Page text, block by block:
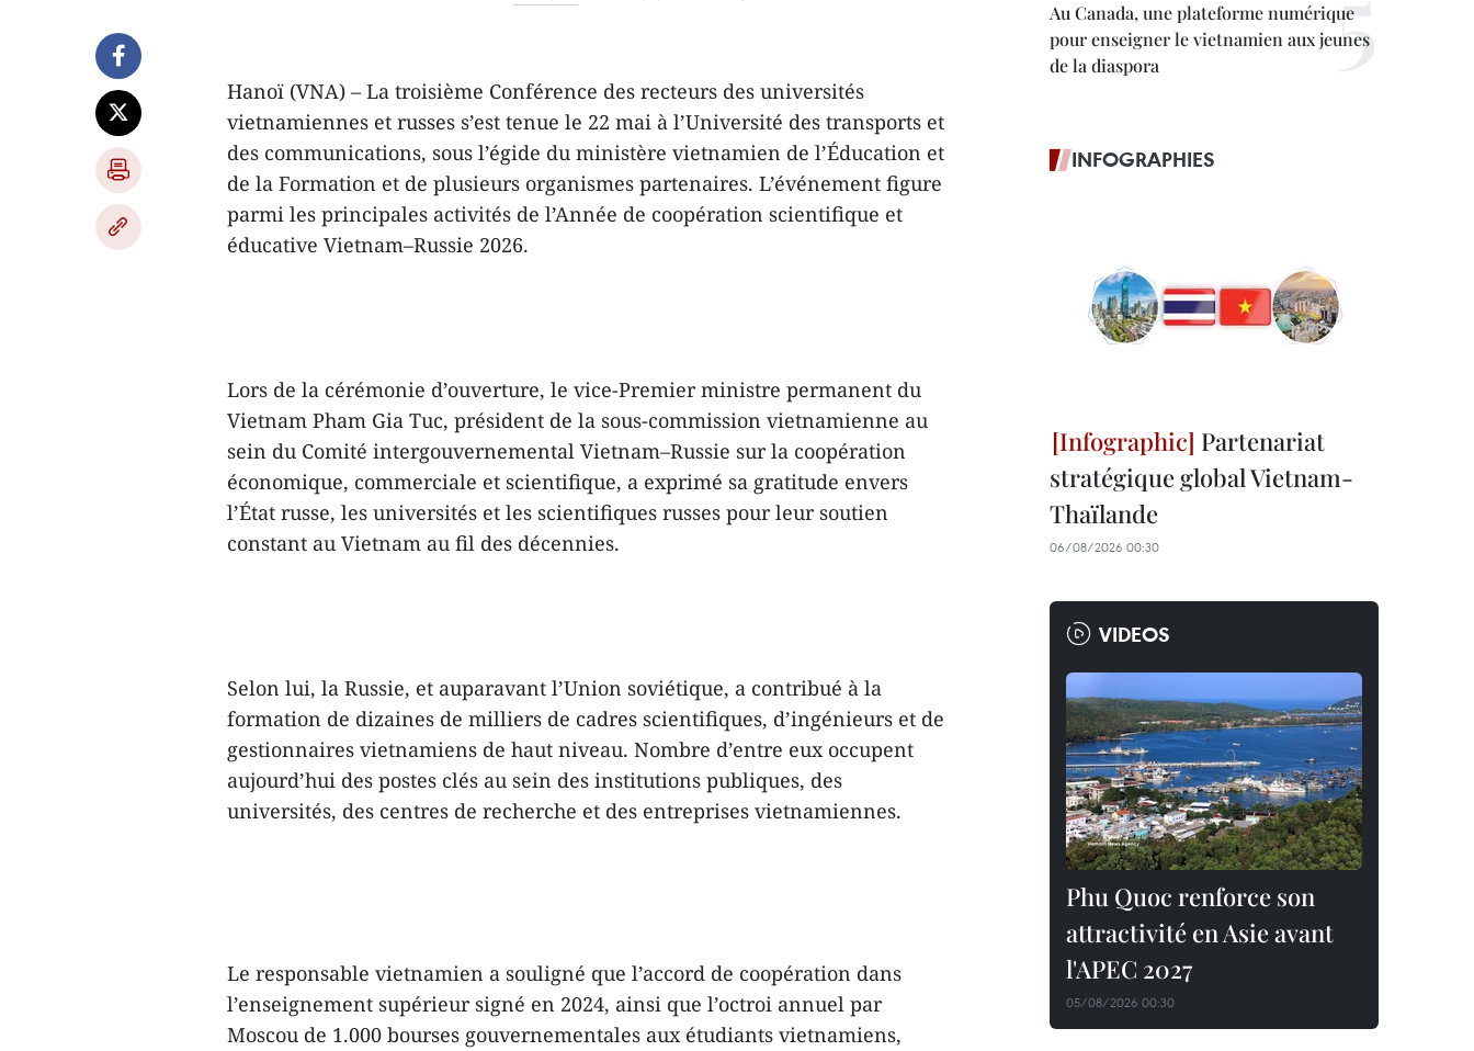
Hanoï (VNA) – La troisième Conférence des recteurs des universités
vietnamiennes et russes s’est tenue le 22 mai à l’Université des transports et
des communications, sous l’égide du ministère vietnamien de l’Éducation et
de la Formation et de plusieurs organismes partenaires. L’événement figure
parmi les principales activités de l’Année de coopération scientifique et
éducative Vietnam–Russie 2026.
Lors de la cérémonie d’ouverture, le vice-Premier ministre permanent du
Vietnam Pham Gia Tuc, président de la sous-commission vietnamienne au
sein du Comité intergouvernemental Vietnam–Russie sur la coopération
économique, commerciale et scientifique, a exprimé sa gratitude envers
l’État russe, les universités et les scientifiques russes pour leur soutien
constant au Vietnam au fil des décennies.
Selon lui, la Russie, et auparavant l’Union soviétique, a contribué à la
formation de dizaines de milliers de cadres scientifiques, d’ingénieurs et de
gestionnaires vietnamiens de haut niveau. Nombre d’entre eux occupent
aujourd’hui des postes clés au sein des institutions publiques, des
universités, des centres de recherche et des entreprises vietnamiennes.
Le responsable vietnamien a souligné que l’accord de coopération dans
l’enseignement supérieur signé en 2024, ainsi que l’octroi annuel par
Moscou de 1.000 bourses gouvernementales aux étudiants vietnamiens,
Au Canada, une plateforme numérique
pour enseigner le vietnamien aux jeunes
de la diaspora
INFOGRAPHIES
Partenariat
stratégique global Vietnam-
Thaïlande
06/08/2026 00:30
VIDEOS
Phu Quoc renforce son
attractivité en Asie avant
l'APEC 2027
05/08/2026 00:30